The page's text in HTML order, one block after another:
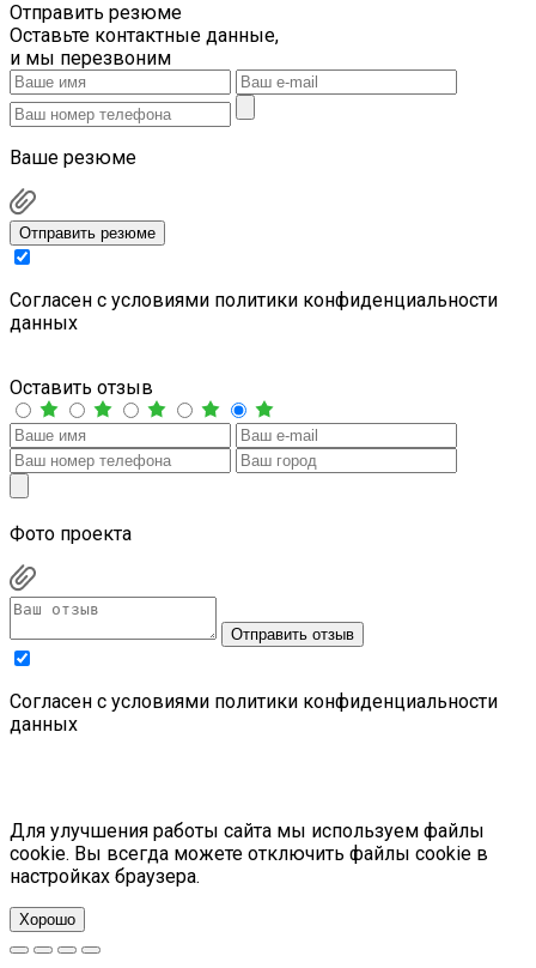
Отправить резюме
Оставьте контактные данные,
и мы перезвоним
Ваше резюме
Отправить резюме
Cогласен с условиями политики конфиденциальности
данных
Оставить отзыв
Фото проекта
Отправить отзыв
Cогласен с условиями политики конфиденциальности
данных
Для улучшения работы сайта мы используем файлы
cookie. Вы всегда можете отключить файлы cookie в
настройках браузера.
Хорошо